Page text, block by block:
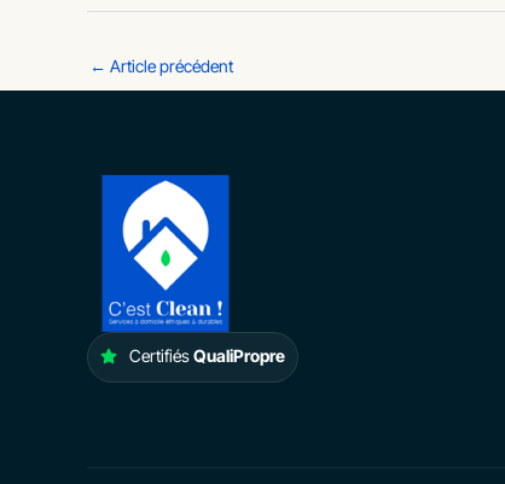
← Article précédent
CertifiésQualiPropre